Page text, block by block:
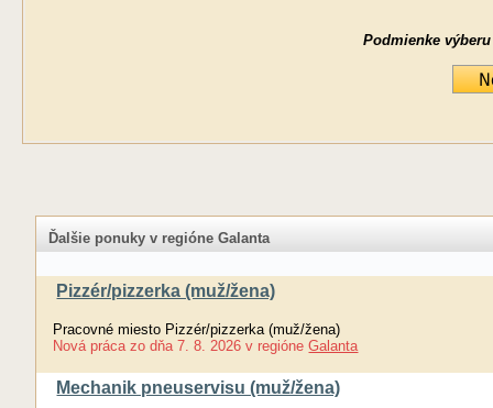
Podmienke výberu
Ďalšie ponuky v regióne Galanta
Pizzér/pizzerka (muž/žena)
Pracovné miesto Pizzér/pizzerka (muž/žena)
Nová práca zo dňa 7. 8. 2026 v regióne Galanta
Mechanik pneuservisu (muž/žena)